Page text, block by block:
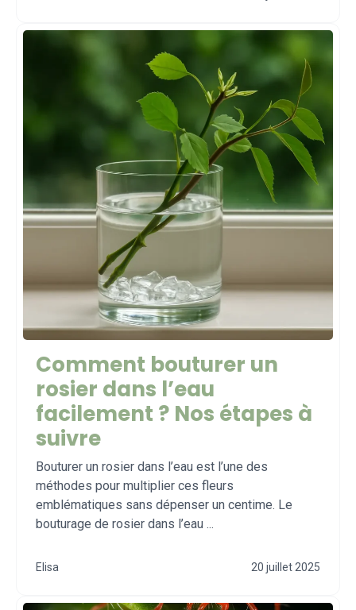
Comment bouturer un
rosier dans l’eau
facilement ? Nos étapes à
suivre
Bouturer un rosier dans l’eau est l’une des
méthodes pour multiplier ces fleurs
emblématiques sans dépenser un centime. Le
bouturage de rosier dans l’eau ...
Elisa 20 juillet 2025